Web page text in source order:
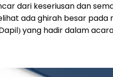
dari keseriusan dan
ada ghirah besar pada
yang hadir dalam